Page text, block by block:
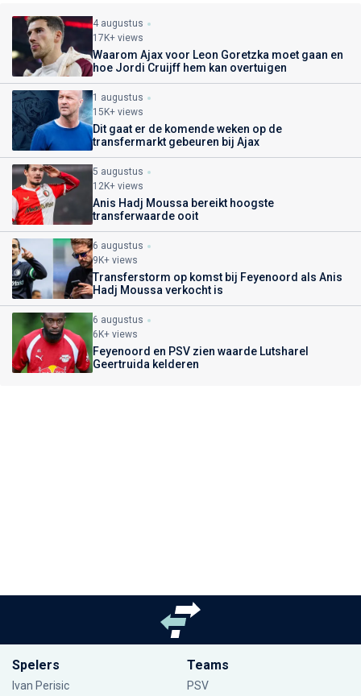
4 augustus
17K+ views
Waarom Ajax voor Leon Goretzka moet gaan en
hoe Jordi Cruijff hem kan overtuigen
1 augustus
15K+ views
Dit gaat er de komende weken op de
transfermarkt gebeuren bij Ajax
5 augustus
12K+ views
Anis Hadj Moussa bereikt hoogste
transferwaarde ooit
6 augustus
9K+ views
Transferstorm op komst bij Feyenoord als Anis
Hadj Moussa verkocht is
6 augustus
6K+ views
Feyenoord en PSV zien waarde Lutsharel
Geertruida kelderen
Spelers
Ivan Perisic
Teams
PSV